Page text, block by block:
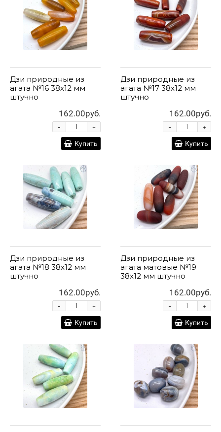
Дзи природные из
агата №16 38х12 мм
штучно
162.00руб.
+
-
Купить
Дзи природные из
агата №17 38х12 мм
штучно
162.00руб.
+
-
Купить
Дзи природные из
агата №18 38х12 мм
штучно
162.00руб.
+
-
Купить
Дзи природные из
агата матовые №19
38х12 мм штучно
162.00руб.
+
-
Купить